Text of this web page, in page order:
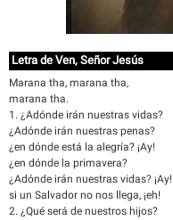
Letra de Ven, Señor Jesús
Marana tha, marana tha,
marana tha.
1. ¿Adónde irán nuestras vidas?
¿Adónde irán nuestras penas?
¿en dónde está la alegría? ¡Ay!
¿en dónde la primavera?
¿Adónde irán nuestras vidas? ¡Ay!
si un Salvador no nos llega, ¡eh!
2. ¿Qué será de nuestros hijos?